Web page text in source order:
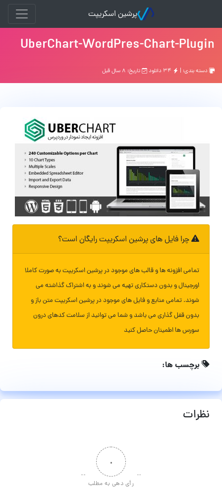
پرشین اسکریپت
UberChart-WordPres-Chart-Plugin
دسته بندی: | تاریخ: ۸ سال قبل
چرا فایل های پرشین اسکریپت رایگان است؟
تمامی افزونه ها و قالب های موجود در پرشین اسکریپت به صورت کاملا
اورجینال و بدون دستکاری تهیه می شوند و به اشتراک گذاشته می
شوند. تمامی منابع و فایل های موجود در پرشین اسکریپت متن باز و
بدون قفل گذاری می باشد و شما می توانید از سلامت کدهای درون
سورس ها اطمینان حاصل کنید
برچسب ها:
نظرات
۰
رأی دهی به مطلب